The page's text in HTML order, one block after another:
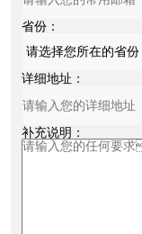
省份：
详细地址：
补充说明：